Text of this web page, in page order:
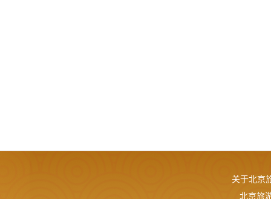
关于北京
北京旅